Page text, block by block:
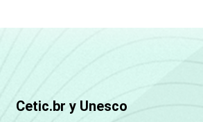
Cetic.br y Unesco